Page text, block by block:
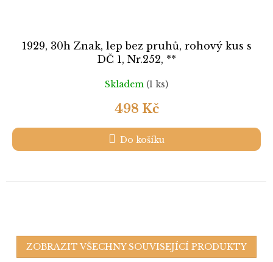
1929, 30h Znak, lep bez pruhů, rohový kus s
DČ 1, Nr.252, **
Skladem (1 ks)
498 Kč
Do košíku
ZOBRAZIT VŠECHNY SOUVISEJÍCÍ PRODUKTY